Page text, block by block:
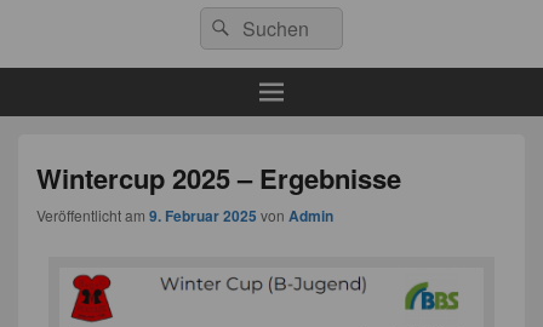
Wintercup 2025 – Ergebnisse
Veröffentlicht am 9. Februar 2025 von Admin